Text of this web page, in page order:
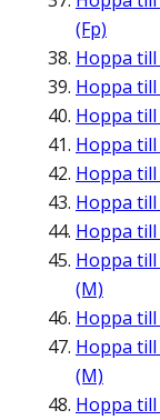
(Fp)
Hoppa till
Hoppa till
Hoppa till
Hoppa till
Hoppa till
Hoppa till
Hoppa till
Hoppa till
(M)
Hoppa till
Hoppa till
(M)
Hoppa till